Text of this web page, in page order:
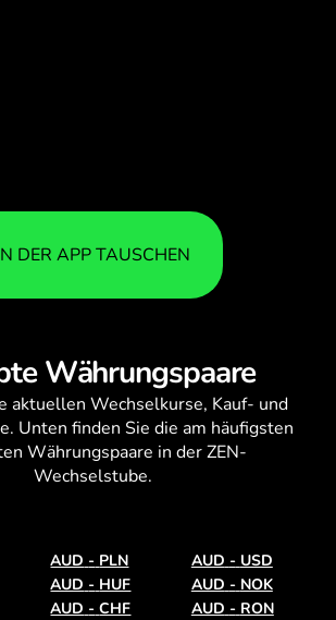
DER APP TAUSCHEN
Währungspaare
aktuellen Wechselkurse, Kauf- und
Unten finden Sie die am häufigsten
Währungspaare in der ZEN-
Wechselstube.
AUD - PLN AUD - USD
AUD - HUF AUD - NOK
AUD - CHF AUD - RON